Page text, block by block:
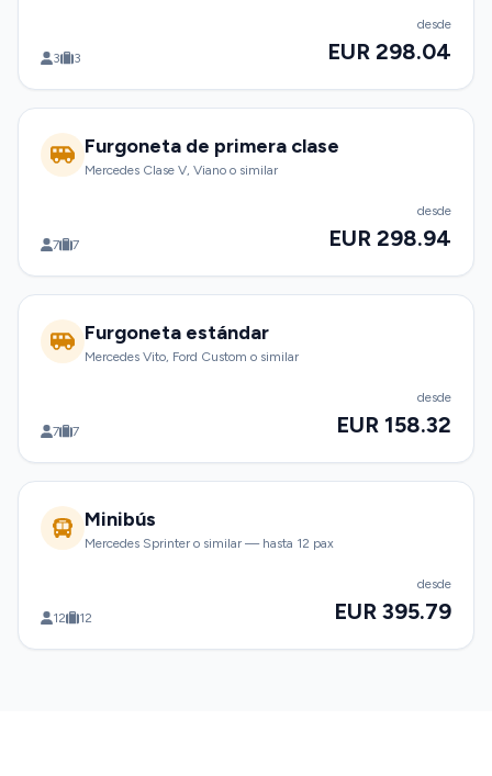
3 3
desde
EUR 298.04
Furgoneta de primera clase
Mercedes Clase V, Viano o similar
7 7
desde
EUR 298.94
Furgoneta estándar
Mercedes Vito, Ford Custom o similar
7 7
desde
EUR 158.32
Minibús
Mercedes Sprinter o similar — hasta 12 pax
12 12
desde
EUR 395.79